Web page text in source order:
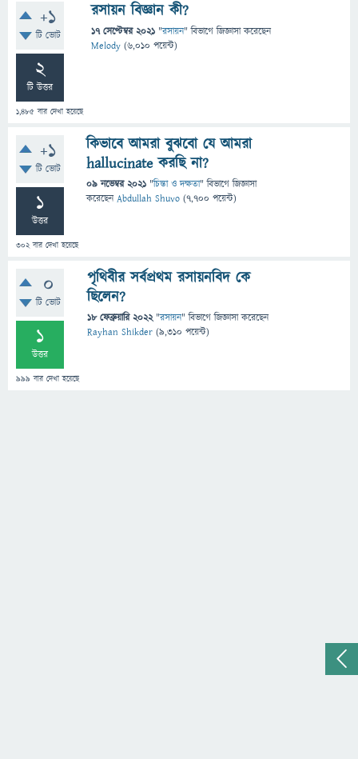
+1
টি ভোট
2
টি উত্তর
1,485 বার দেখা হয়েছে
রসায়ন বিজ্ঞান কী?
17 সেপ্টেম্বর 2021 "রসায়ন" বিভাগে জিজ্ঞাসাকরেছেন
Melody (6,010 পয়েন্ট)
+1
টি ভোট
1
উত্তর
302বার দেখা হয়েছে
কিভাবে আমরা বুঝবো যে আমরা
hallucinate করছি না?
09 নভেম্বর 2021 "চিন্তা ও দক্ষতা" বিভাগে জিজ্ঞাসা
করেছেনAbdullah Shuvo (7,700 পয়েন্ট)
0
টি ভোট
1
উত্তর
999 বার দেখা হয়েছে
পৃথিবীর সর্বপ্রথম রসায়নবিদ কে
ছিলেন?
18 ফেব্রুয়ারি 2022 "রসায়ন" বিভাগে জিজ্ঞাসাকরেছেন
Rayhan Shikder (9,310 পয়েন্ট)